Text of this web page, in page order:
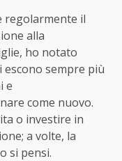
regolarmente il
alla
ho notato
sempre più
e
come nuovo.
o investire in
a volte, la
si pensi.